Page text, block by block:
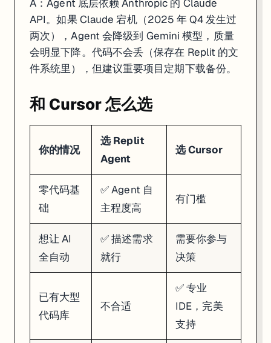
A：Agent 底层依赖 Anthropic 的 Claude
API。如果 Claude 宕机（2025 年 Q4 发生过
两次），Agent 会降级到 Gemini 模型，质量
会明显下降。代码不会丢（保存在 Replit 的文
件系统里），但建议重要项目定期下载备份。
和 Cursor 怎么选
你的情况
选 Replit
Agent
选 Cursor
零代码基
础
✅ Agent 自
主程度高
有门槛
想让 AI
全自动
✅ 描述需求
就行
需要你参与
决策
已有大型
代码库
不合适
✅ 专业
IDE，完美
支持